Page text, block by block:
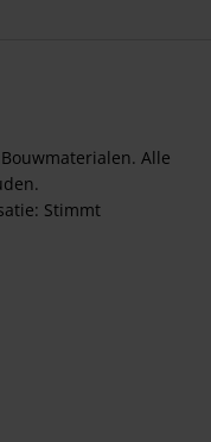
Alle
Stimmt